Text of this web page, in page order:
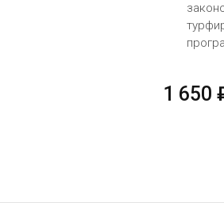
1 650